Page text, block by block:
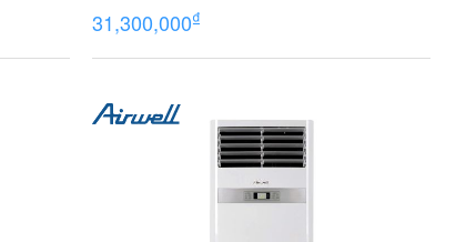
31,300,000₫